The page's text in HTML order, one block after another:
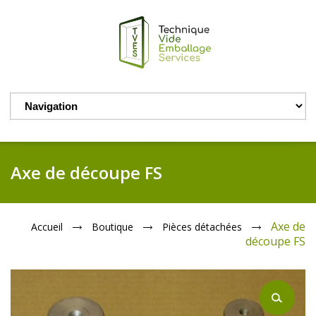
Axe de découpe FS
Accueil Boutique Pièces détachées
Axe de
découpe FS